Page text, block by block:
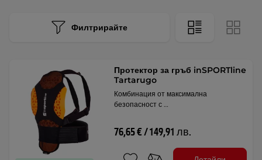
Филтрирайте
Протектор за гръб inSPORTline
Tartarugo
Комбинация от максимална
безопасност с …
76,65 € / 149,91 лв.